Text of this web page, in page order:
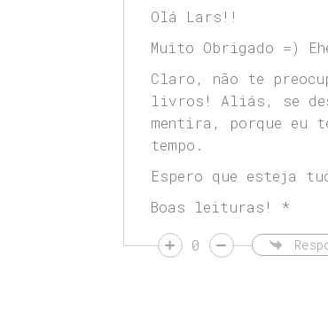
Olá Lars!!
Muito Obrigado =)
Claro, não te
livros! Aliás, se
mentira, porque eu
tempo.
Espero que esteja
Boas leituras! *
0